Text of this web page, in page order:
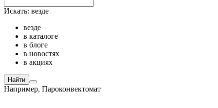
Искать: везде
везде
в каталоге
в блоге
в новостях
в акциях
Найти
Например, Пароконвектомат